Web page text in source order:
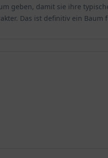
geben, damit sie ihre
Das ist definitiv ein Baum